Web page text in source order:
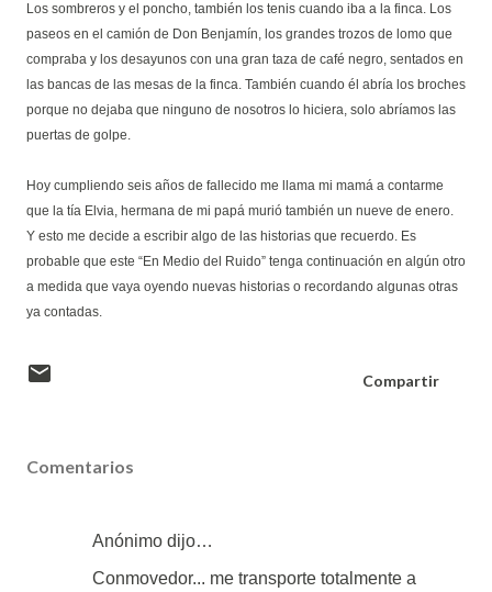
Los sombreros y el poncho, también los tenis cuando iba a la finca. Los
paseos en el camión de Don Benjamín, los grandes trozos de lomo que
compraba y los desayunos con una gran taza de café negro, sentados en
las bancas de las mesas de la finca. También cuando él abría los broches
porque no dejaba que ninguno de nosotros lo hiciera, solo abríamos las
puertas de golpe.
Hoy cumpliendo seis años de fallecido me llama mi mamá a contarme
que la tía Elvia, hermana de mi papá murió también un nueve de enero.
Y esto me decide a escribir algo de las historias que recuerdo. Es
probable que este “En Medio del Ruido” tenga continuación en algún otro
a medida que vaya oyendo nuevas historias o recordando algunas otras
ya contadas.
Compartir
Comentarios
Anónimo dijo…
Conmovedor... me transporte totalmente a